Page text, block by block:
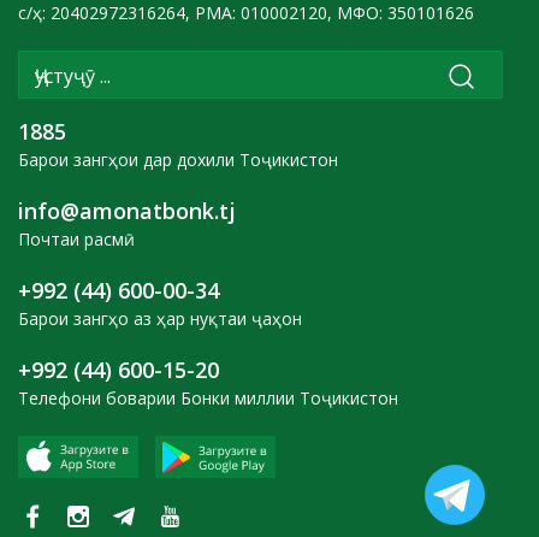
с/ҳ: 20402972316264, РМА: 010002120, МФО: 350101626
1885
Барои зангҳои дар дохили Тоҷикистон
info@amonatbonk.tj
Почтаи расмӣ
+992 (44) 600-00-34
Барои зангҳо аз ҳар нуқтаи ҷаҳон
+992 (44) 600-15-20
Телефони боварии Бонки миллии Тоҷикистон